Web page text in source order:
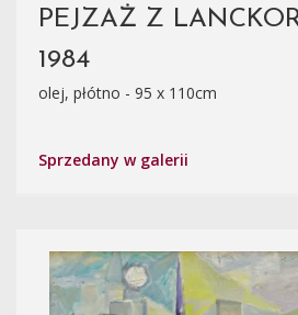
PEJZAŻ Z
1984
olej, płótno - 95 x 110cm
Sprzedany w galerii